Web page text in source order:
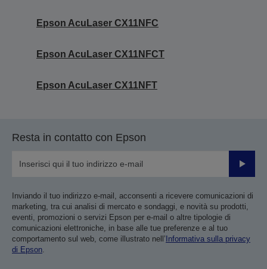
Epson AcuLaser CX11NFC
Epson AcuLaser CX11NFCT
Epson AcuLaser CX11NFT
Resta in contatto con Epson
Invia
Inviando il tuo indirizzo e-mail, acconsenti a ricevere comunicazioni di
marketing, tra cui analisi di mercato e sondaggi, e novità su prodotti,
eventi, promozioni o servizi Epson per e-mail o altre tipologie di
comunicazioni elettroniche, in base alle tue preferenze e al tuo
comportamento sul web, come illustrato nell’ Informativa sulla privacy
di Epson.